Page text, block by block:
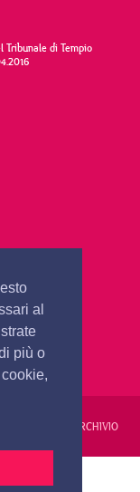
al
più o
di Tempio
ARCHIVIO
VIDEO